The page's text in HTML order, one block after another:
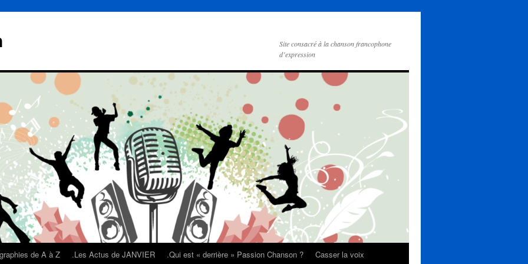
Site consacré à la chanson francophone
d’expression
de A à Z .Les Actus de JANVIER .Qui est « derrière » Passion Chanson ?
Casser la voix